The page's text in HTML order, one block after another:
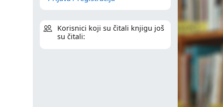
Korisnici koji su čitali knjigu još
su čitali: